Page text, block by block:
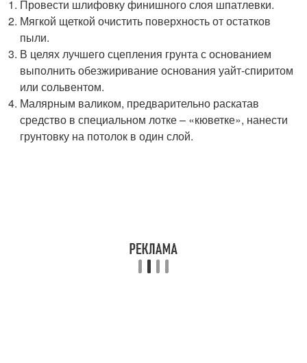
Провести шлифовку финишного слоя шпатлевки.
Мягкой щеткой очистить поверхность от остатков
пыли.
В целях лучшего сцепления грунта с основанием
выполнить обезжиривание основания уайт-спиритом
или сольвентом.
Малярным валиком, предварительно раскатав
средство в специальном лотке – «кюветке», нанести
грунтовку на потолок в один слой.